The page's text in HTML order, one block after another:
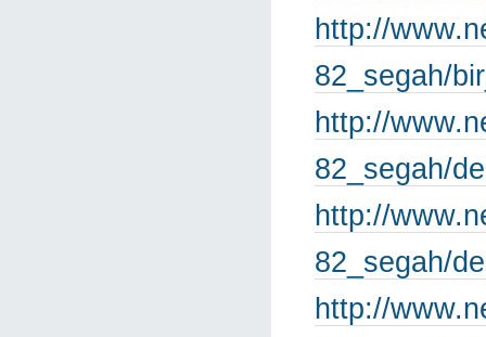
http://
82_segah/
http://
82_segah/
http://
82_segah/
http://